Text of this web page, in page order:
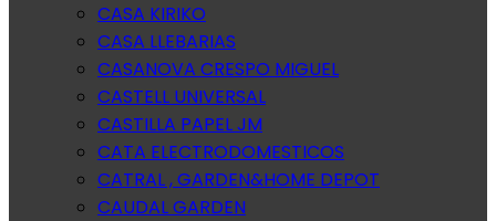
CASA KIRIKO
CASA LLEBARIAS
CASANOVA CRESPO MIGUEL
CASTELL UNIVERSAL
CASTILLA PAPEL JM
CATA ELECTRODOMESTICOS
CATRAL , GARDEN&HOME DEPOT
CAUDAL GARDEN